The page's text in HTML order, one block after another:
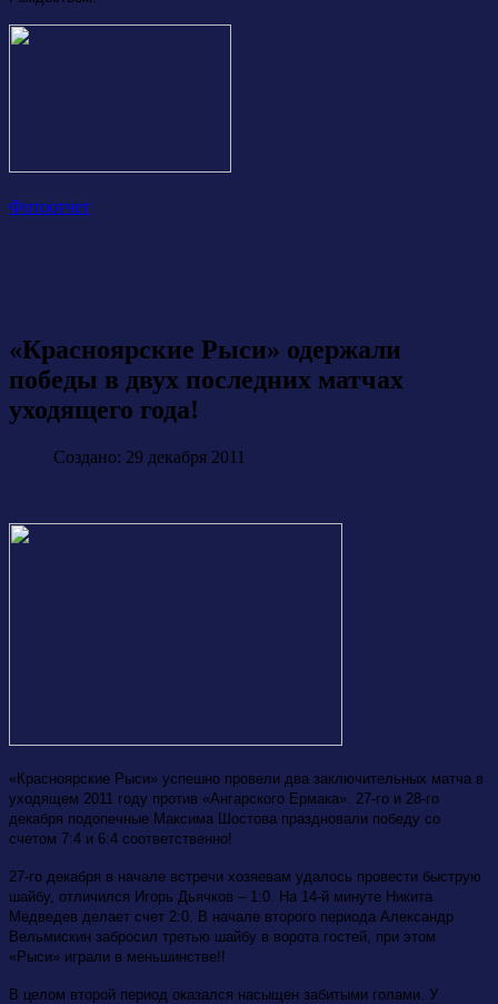
Фотоотчет
«Красноярские Рыси» одержали
победы в двух последних матчах
уходящего года!
Создано: 29 декабря 2011
«Красноярские Рыси» успешно провели два заключительных матча в
уходящем 2011 году против «Ангарского Ермака». 27-го и 28-го
декабря подопечные Максима Шостова праздновали победу со
счетом 7:4 и 6:4 соответственно!
27-го декабря в начале встречи хозяевам удалось провести быструю
шайбу, отличился Игорь Дьячков – 1:0. На 14-й минуте Никита
Медведев делает счет 2:0. В начале второго периода Александр
Вельмискин забросил третью шайбу в ворота гостей, при этом
«Рыси» играли в меньшинстве!!
В целом второй период оказался насыщен забитыми голами. У